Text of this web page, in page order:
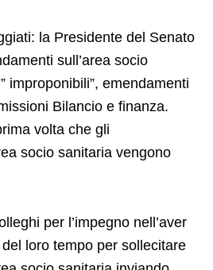
la Presidente del Senato
sull’area socio
improponibili”, emendamenti
Bilancio e finanza.
volta che gli
socio sanitaria vengono
per l’impegno nell’aver
loro tempo per sollecitare